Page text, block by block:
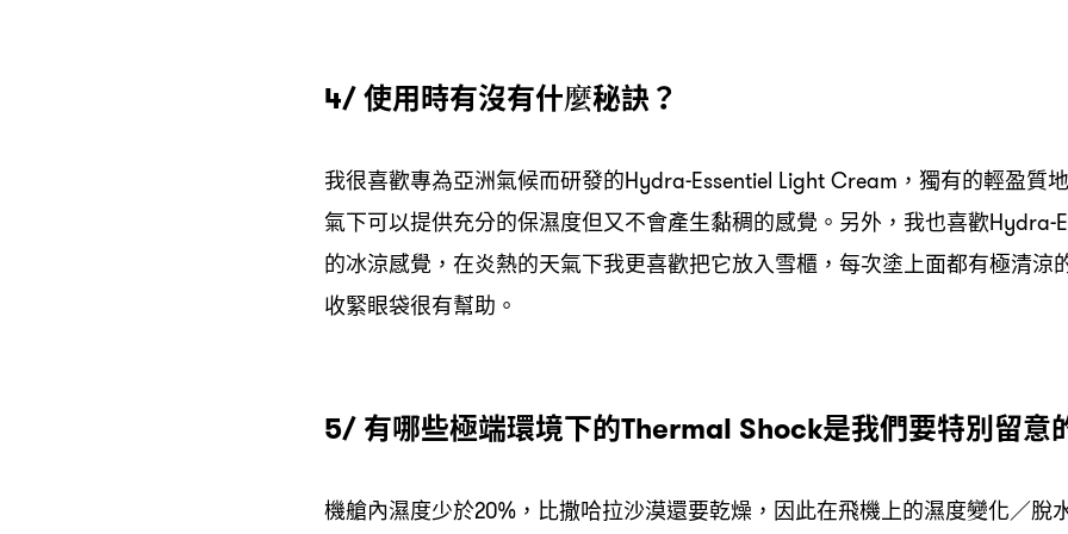
4/使用時有沒有什麼秘訣 ？
我很喜歡專為亞洲氣候而研發的Hydra-Essentiel Light Cream， 獨有的輕盈質
氣下可以提供充分的保濕度但又不會產生黏稠的感覺。另外 ， 我也喜歡Hydra-
的冰涼感覺 ， 在炎熱的天氣下我更喜歡把它放入雪櫃 ， 每次塗上面都有極清涼
收緊眼袋很有幫助。
5/ 有哪些極端環境下的Thermal Shock是我們要特別留意
機艙內濕度少於20%， 比撒哈拉沙漠還要乾燥 ， 因此在飛機上的濕度變化／脫